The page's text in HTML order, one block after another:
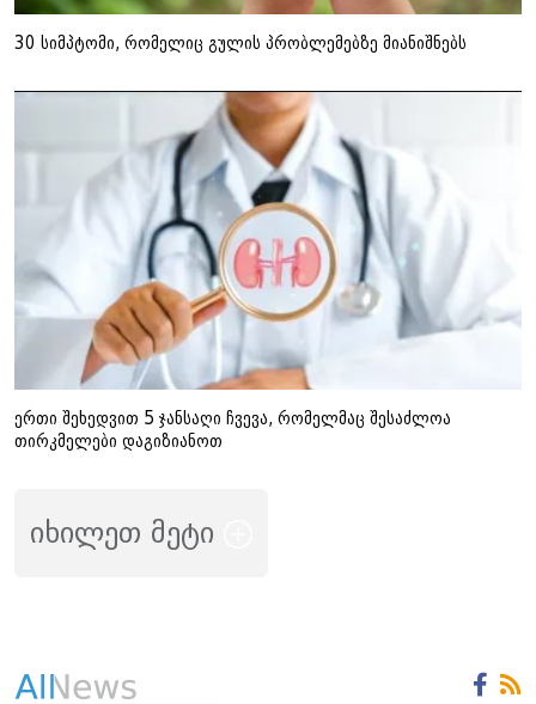
30 სიმპტომი, რომელიც გულის პრობლემებზე მიანიშნებს
ერთი შეხედვით 5 ჯანსაღი ჩვევა, რომელმაც შესაძლოა
თირკმელები დაგიზიანოთ
იხილეთ მეტი